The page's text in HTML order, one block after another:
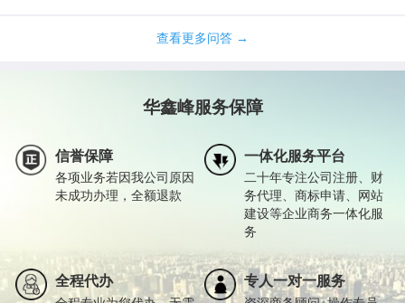
查看更多问答 →
华鑫峰服务保障
信誉保障
各项业务若因我公司原因
未成功办理，全额退款
一体化服务平台
二十年专注公司注册、财
务代理、商标申请、网站
建设等企业商务一体化服
务
全程代办 专人一对一服务